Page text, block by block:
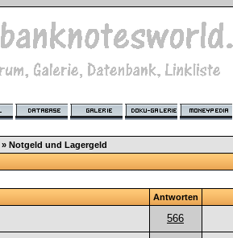
» Notgeld und Lagergeld
Antworten
566